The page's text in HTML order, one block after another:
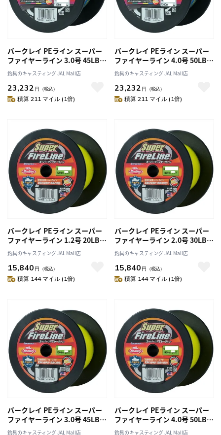
バークレイ PEライン スーパー
ファイヤーライン 3.0号 45LB
1200M カラード
釣具のキャスティング JAL Mall店
23,232 円 （税込）
積算 211 マイル (1倍)
バークレイ PEライン スーパー
ファイヤーライン 4.0号 50LB
1200M カラード
釣具のキャスティング JAL Mall店
23,232 円 （税込）
積算 211 マイル (1倍)
バークレイ PEライン スーパー
ファイヤーライン 1.2号 20LB
1200M グリーン
釣具のキャスティング JAL Mall店
15,840 円 （税込）
積算 144 マイル (1倍)
バークレイ PEライン スーパー
ファイヤーライン 2.0号 30LB
1200M グリーン
釣具のキャスティング JAL Mall店
15,840 円 （税込）
積算 144 マイル (1倍)
バークレイ PEライン スーパー
ファイヤーライン 3.0号 45LB
1200M グリーン
釣具のキャスティング JAL Mall店
バークレイ PEライン スーパー
ファイヤーライン 4.0号 50LB
1200M グリーン
釣具のキャスティング JAL Mall店